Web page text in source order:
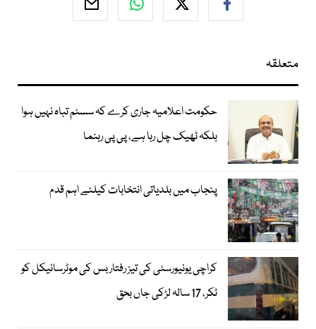
متعلقہ
حکومت اعلامیہ جاری کرے کہ سسٹم تباہ نہیں ہوا
بلکہ ٹھیک چل رہا ہے، پی پی رہنما
پنجاب میں بلدیاتی انتخابات کیلئے اہم قدم
کراچی یونیورسٹی کی تیز رفتار بس کی موٹرسائیکل کو
ٹکر، 17 سالہ لڑکی جاں بحق